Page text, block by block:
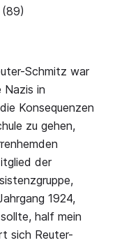
(89)
Schmitz war
Nazis in
Konsequenzen
zu gehen,
der
1924,
half mein
sich Reuter-